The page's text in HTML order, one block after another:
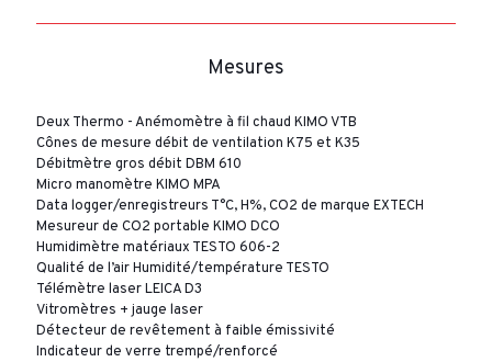
Mesures
Deux Thermo - Anémomètre à fil chaud KIMO VTB
Cônes de mesure débit de ventilation K75 et K35
Débitmètre gros débit DBM 610
Micro manomètre KIMO MPA
Data logger/enregistreurs T°C, H%, CO2 de marque EXTECH
Mesureur de CO2 portable KIMO DCO
Humidimètre matériaux TESTO 606-2
Qualité de l’air Humidité/température TESTO
Télémètre laser LEICA D3
Vitromètres + jauge laser
Détecteur de revêtement à faible émissivité
Indicateur de verre trempé/renforcé